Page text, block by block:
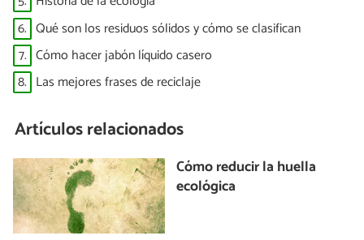
6. Qué son los residuos sólidos y cómo se clasifican
7. Cómo hacer jabón líquido casero
8. Las mejores frases de reciclaje
Artículos relacionados
Cómo reducir la huella
ecológica